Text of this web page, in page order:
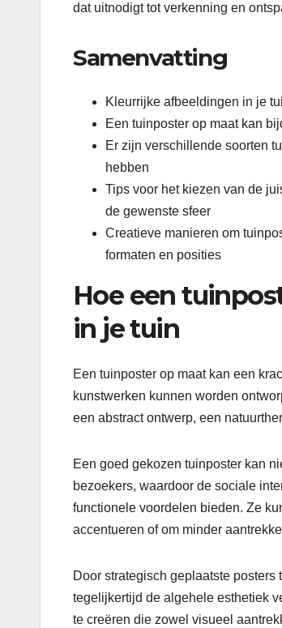
dat uitnodigt tot verkenning en
Samenvatting
Kleurrijke afbeeldingen in je
Een tuinposter op maat kan
Er zijn verschillende soorten
hebben
Tips voor het kiezen van de
de gewenste sfeer
Creatieve manieren om
formaten en posities
Hoe een
in je tuin
Een tuinposter op maat kan een
kunstwerken kunnen worden
een abstract ontwerp, een
Een goed gekozen tuinposter kan
bezoekers, waardoor de sociale
functionele voordelen bieden. Ze
accentueren of om minder
Door strategisch geplaatste
tegelijkertijd de algehele esthetiek
te creëren die zowel visueel